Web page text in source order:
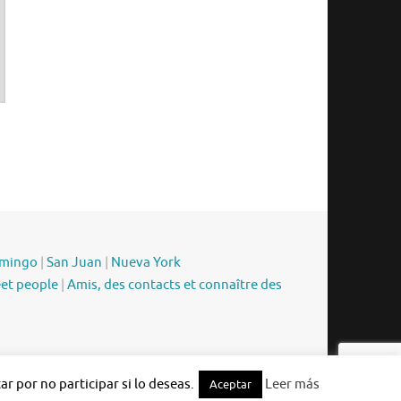
San Juan
Nueva York
people Amis, des contacts et connaître des
Tempera&WordPress.
por no participar si lo deseas. Aceptar Leer más